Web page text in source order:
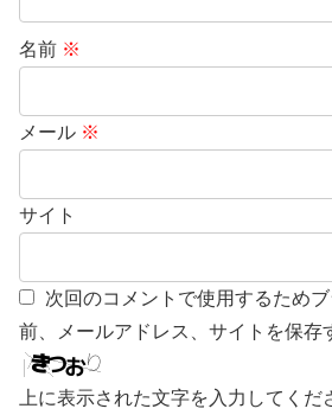
名前 ※
メール ※
サイト
次回のコメントで使用するため
前、メールアドレス、サイトを保存
上に表示された文字を入力してくだ